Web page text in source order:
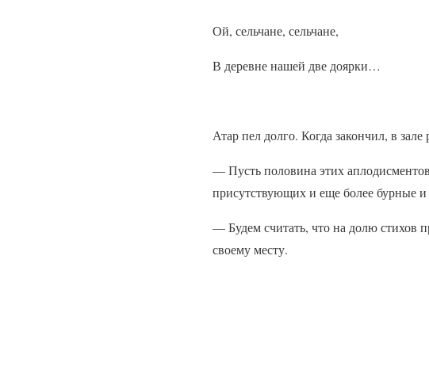
Ой, сельчане, сельчане,
В деревне нашей две доярки…
Атар пел долго. Когда закончил, в
— Пусть половина этих
присутствующих и еще более бурные и
— Будем считать, что на долю стихов
своему месту.